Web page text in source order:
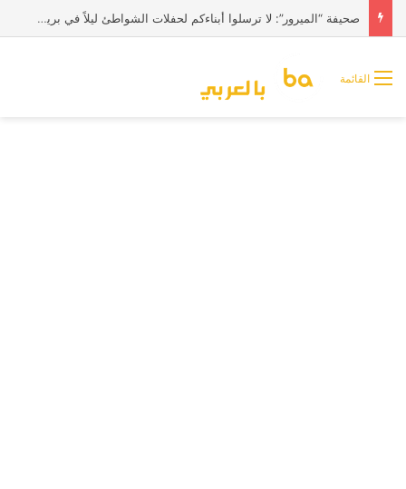
صحيفة “الميرور”: لا ترسلوا أبناءكم لحفلات الشواطئ ليلاً في بريطانيا
القائمة